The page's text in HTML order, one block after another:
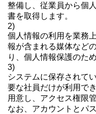
整備し、従業員から個
書を取得します。
2)
個人情報の利用を業務
報が含まれる媒体など
り、個人情報保護のた
3)
システムに保存されて
要な社員だけが利用で
用意し、アクセス権限
なお、アカウントとパ